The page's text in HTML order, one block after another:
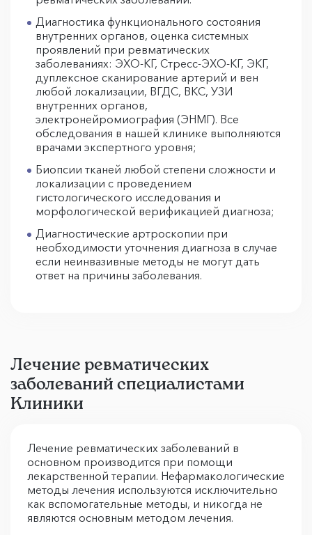
Диагностика функционального состояния
внутренних органов, оценка системных
проявлений при ревматических
заболеваниях: ЭХО-КГ, Стресс-ЭХО-КГ, ЭКГ,
дуплексное сканирование артерий и вен
любой локализации, ВГДС, ВКС, УЗИ
внутренних органов,
электронейромиография (ЭНМГ). Все
обследования в нашей клинике выполняются
врачами экспертного уровня;
Биопсии тканей любой степени сложности и
локализации с проведением
гистологического исследования и
морфологической верификацией диагноза;
Диагностические артроскопии при
необходимости уточнения диагноза в случае
если неинвазивные методы не могут дать
ответ на причины заболевания.
Лечение ревматических
заболеваний специалистами
Клиники
Лечение ревматических заболеваний в
основном производится при помощи
лекарственной терапии. Нефармакологические
методы лечения используются исключительно
как вспомогательные методы, и никогда не
являются основным методом лечения.